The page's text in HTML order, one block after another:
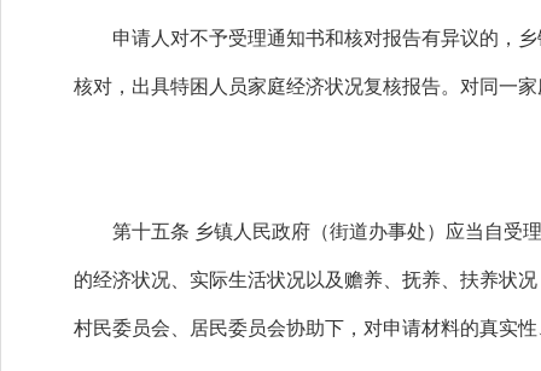
申请人对不予受理通知书和核对报告有异议的，乡
核对，出具特困人员家庭经济状况复核报告。对同一
第十五条 乡镇人民政府（街道办事处）应当自受理
的经济状况、实际生活状况以及赡养、抚养、扶养状
村民委员会、居民委员会协助下，对申请材料的真实